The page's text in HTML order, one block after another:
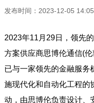
发布时间：2023-12-05
2023年11月29日，领先
方案供应商思博伦通信(
已与一家领先的金融服务
施现代化和自动化工程的
动，由思博伦负责设计、